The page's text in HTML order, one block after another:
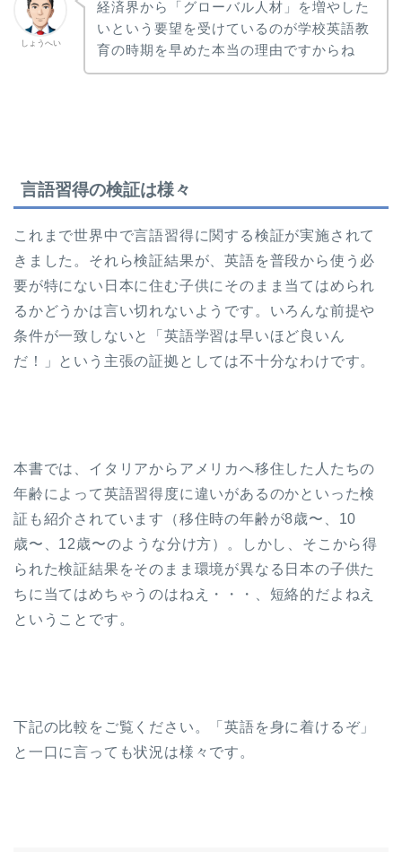
しょうへい
経済界から「グローバル人材」を増やした
いという要望を受けているのが学校英語教
育の時期を早めた本当の理由ですからね
言語習得の検証は様々
これまで世界中で言語習得に関する検証が実施されて
きました。それら検証結果が、英語を普段から使う必
要が特にない日本に住む子供にそのまま当てはめられ
るかどうかは言い切れないようです。いろんな前提や
条件が一致しないと「英語学習は早いほど良いん
だ！」という主張の証拠としては不十分なわけです。
本書では、イタリアからアメリカへ移住した人たちの
年齢によって英語習得度に違いがあるのかといった検
証も紹介されています（移住時の年齢が8歳〜、10
歳〜、12歳〜のような分け方）。しかし、そこから得
られた検証結果をそのまま環境が異なる日本の子供た
ちに当てはめちゃうのはねえ・・・、短絡的だよねえ
ということです。
下記の比較をご覧ください。「英語を身に着けるぞ」
と一口に言っても状況は様々です。